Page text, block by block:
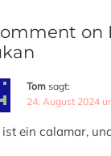
on
Tom sagt:
24. August 2024
ist ein calamar,